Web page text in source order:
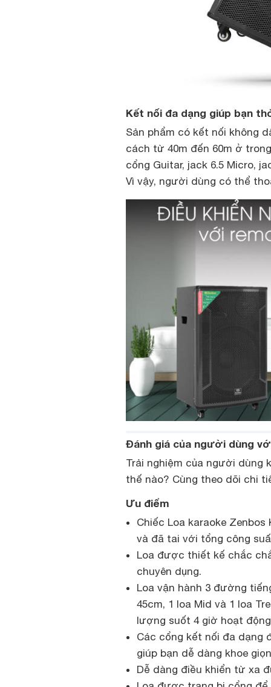
Kết nối đa dạng giúp bạn
Sản phẩm có kết nối không
cách từ 40m đến 60m ở
cổng Guitar, jack 6.5 Micro,
Vì vậy, người dùng có thể
Đánh giá của người dùng
Trải nghiệm của người dùng
thế nào? Cùng theo dõi chi
Ưu điểm
Chiếc Loa karaoke
và đã tai với tổng công
Loa được thiết kế chắc
chuyên dụng.
Loa vận hành 3 đường
45cm, 1 loa Mid và 1 loa
lượng suốt 4 giờ hoạt
Các cổng kết nối đa dạng
giúp bạn dễ dàng khoe
Dễ dàng điều khiển từ xa